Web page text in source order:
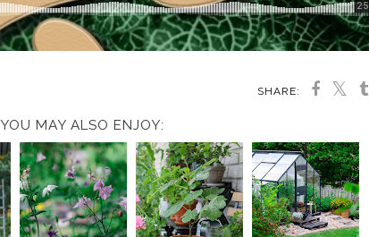
SHARE:
YOU MAY ALSO ENJOY: